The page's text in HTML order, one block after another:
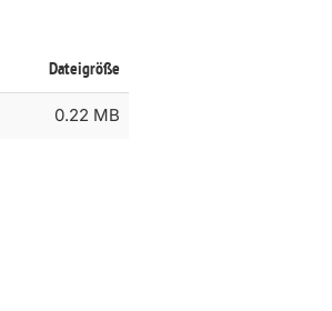
Dateigröße
0.22 MB